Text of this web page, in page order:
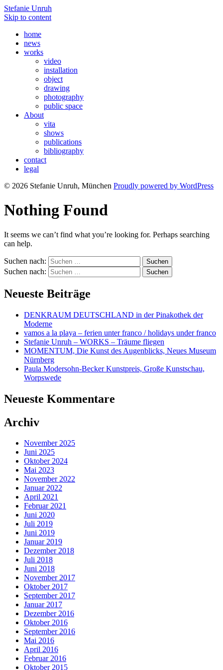
Stefanie Unruh
Skip to content
home
news
works
video
installation
object
drawing
photography
public space
About
vita
shows
publications
bibliography
contact
legal
© 2026 Stefanie Unruh, München Proudly powered by WordPress
Nothing Found
It seems we can’t find what you’re looking for. Perhaps searching
can help.
Suchen nach:
Suchen nach:
Neueste Beiträge
DENKRAUM DEUTSCHLAND in der Pinakothek der
Moderne
vamos a la playa – ferien unter franco / holidays under franco
Stefanie Unruh – WORKS – Träume fliegen
MOMENTUM, Die Kunst des Augenblicks, Neues Museum
Nürnberg
Paula Modersohn-Becker Kunstpreis, Große Kunstschau,
Worpswede
Neueste Kommentare
Archiv
November 2025
Juni 2025
Oktober 2024
Mai 2023
November 2022
Januar 2022
April 2021
Februar 2021
Juni 2020
Juli 2019
Juni 2019
Januar 2019
Dezember 2018
Juli 2018
Juni 2018
November 2017
Oktober 2017
September 2017
Januar 2017
Dezember 2016
Oktober 2016
September 2016
Mai 2016
April 2016
Februar 2016
Oktober 2015